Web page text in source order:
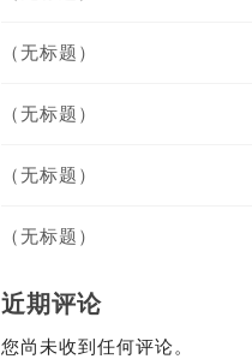
（无标题）
（无标题）
（无标题）
（无标题）
近期评论
您尚未收到任何评论。